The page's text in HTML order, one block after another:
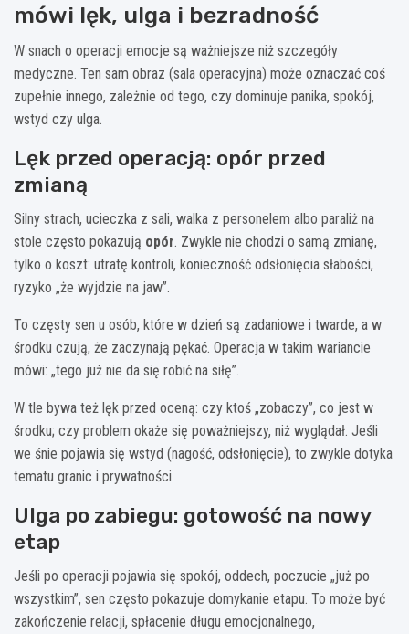
mówi lęk, ulga i bezradność
W snach o operacji emocje są ważniejsze niż szczegóły
medyczne. Ten sam obraz (sala operacyjna) może oznaczać coś
zupełnie innego, zależnie od tego, czy dominuje panika, spokój,
wstyd czy ulga.
Lęk przed operacją: opór przed
zmianą
Silny strach, ucieczka z sali, walka z personelem albo paraliż na
stole często pokazują opór. Zwykle nie chodzi o samą zmianę,
tylko o koszt: utratę kontroli, konieczność odsłonięcia słabości,
ryzyko „że wyjdzie na jaw”.
To częsty sen u osób, które w dzień są zadaniowe i twarde, a w
środku czują, że zaczynają pękać. Operacja w takim wariancie
mówi: „tego już nie da się robić na siłę”.
W tle bywa też lęk przed oceną: czy ktoś „zobaczy”, co jest w
środku; czy problem okaże się poważniejszy, niż wyglądał. Jeśli
we śnie pojawia się wstyd (nagość, odsłonięcie), to zwykle dotyka
tematu granic i prywatności.
Ulga po zabiegu: gotowość na nowy
etap
Jeśli po operacji pojawia się spokój, oddech, poczucie „już po
wszystkim”, sen często pokazuje domykanie etapu. To może być
zakończenie relacji, spłacenie długu emocjonalnego,